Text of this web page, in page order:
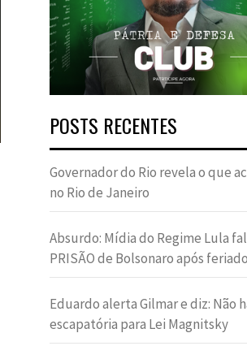
POSTS RECENTES
Governador do Rio revela o que
no Rio de Janeiro
Absurdo: Mídia do Regime Lula
PRISÃO de Bolsonaro após feriado
Eduardo alerta Gilmar e diz: Não
escapatória para Lei Magnitsky